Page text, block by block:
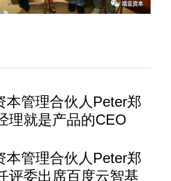
本管理合伙人Peter郑
理就是产品的CEO
本管理合伙人Peter郑
评委出席百度云智基